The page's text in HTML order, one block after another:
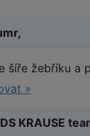
šíře žebříku a
»
DS KRAUSE